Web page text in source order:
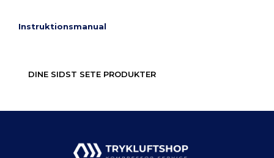
Instruktionsmanual
DINE SIDST SETE PRODUKTER